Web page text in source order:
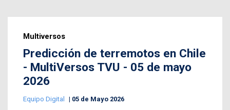
Multiversos
Predicción de terremotos en Chile
- MultiVersos TVU - 05 de mayo
2026
Equipo Digital 05 de Mayo 2026